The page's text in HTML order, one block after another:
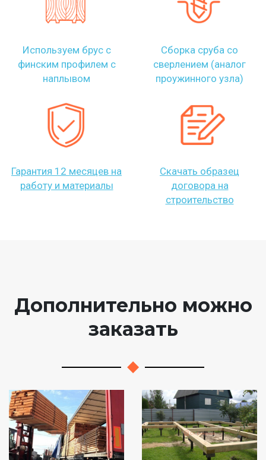
Используем брус с
финским профилем с
наплывом
Сборка сруба со
сверлением (аналог
проужинного узла)
Гарантия 12 месяцев на
работу и материалы
Скачать образец
договора на
строительство
Дополнительно можно
заказать